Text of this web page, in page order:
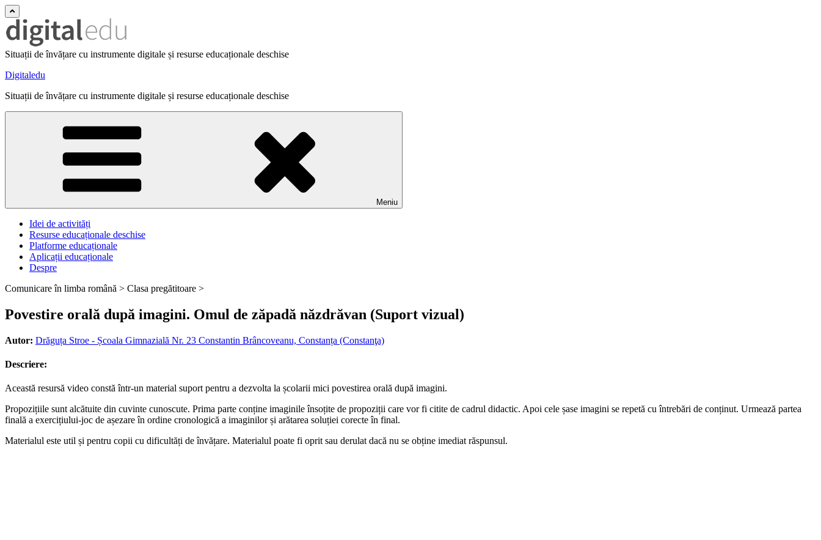
Situații de învățare cu instrumente digitale și resurse educaționale deschise
Digitaledu
Situații de învățare cu instrumente digitale și resurse educaționale deschise
Meniu
Idei de activități
Resurse educaționale deschise
Platforme educaționale
Aplicații educaționale
Despre
Comunicare în limba română > Clasa pregătitoare >
Povestire orală după imagini. Omul de zăpadă năzdrăvan (Suport vizual)
Autor: Drăguța Stroe - Școala Gimnazială Nr. 23 Constantin Brâncoveanu, Constanța (Constanţa)
Descriere:
Această resursă video constă într-un material suport pentru a dezvolta la școlarii mici povestirea orală după imagini.
Propozițiile sunt alcătuite din cuvinte cunoscute. Prima parte conține imaginile însoțite de propoziții care vor fi citite de cadrul didactic. Apoi cele șase imagini se repetă cu întrebări de conținut. Urmează partea
finală a exercițiului-joc de așezare în ordine cronologică a imaginilor și arătarea soluției corecte în final.
Materialul este util și pentru copii cu dificultăți de învățare. Materialul poate fi oprit sau derulat dacă nu se obține imediat răspunsul.